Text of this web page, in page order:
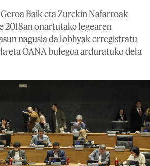
Baik eta Zurekin Nafarroak
2018an onartutako legearen
nagusia da lobbyak erregistratu
eta OANA bulegoa arduratuko dela